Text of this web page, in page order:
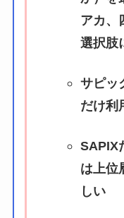
アカ、
選択肢
サピッ
だけ利
SAPIX
は上位
しい